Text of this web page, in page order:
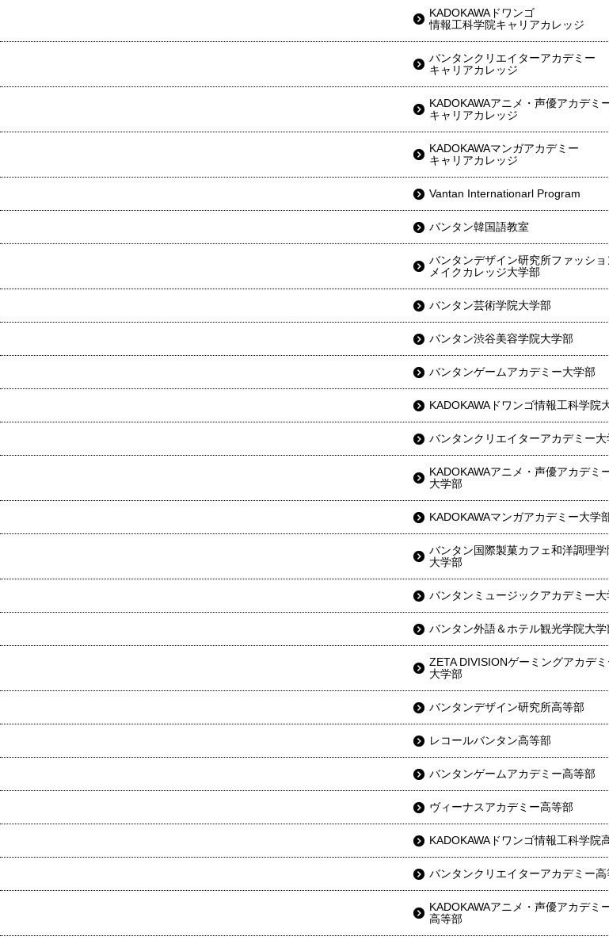
KADOKAWAドワンゴ
情報工科学院キャリアカレッジ
バンタンクリエイターアカデミー
キャリアカレッジ
KADOKAWAアニメ・声優アカデミ
キャリアカレッジ
KADOKAWAマンガアカデミー
キャリアカレッジ
Vantan Internationarl Program
バンタン韓国語教室
バンタンデザイン研究所ファッショ
メイクカレッジ大学部
バンタン芸術学院大学部
バンタン渋谷美容学院大学部
バンタンゲームアカデミー大学部
KADOKAWAドワンゴ情報工科学院
バンタンクリエイターアカデミー大
KADOKAWAアニメ・声優アカデミ
大学部
KADOKAWAマンガアカデミー大学
バンタン国際製菓カフェ和洋調理学
大学部
バンタンミュージックアカデミー大
バンタン外語＆ホテル観光学院大学
ZETA DIVISIONゲーミングアカデミ
大学部
バンタンデザイン研究所高等部
レコールバンタン高等部
バンタンゲームアカデミー高等部
ヴィーナスアカデミー高等部
KADOKAWAドワンゴ情報工科学院
バンタンクリエイターアカデミー高
KADOKAWAアニメ・声優アカデミ
高等部